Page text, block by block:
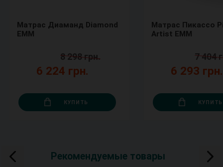
Матрас Диаманд Diamond
ЕММ
6 224 грн.
8 298 грн.
КУПИТЬ
Матрас Пикассо
Artist ЕММ
6 293
7 404
КУПИТЬ
Рекомендуемые товары